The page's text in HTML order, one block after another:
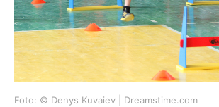
Foto: © Denys Kuvaiev | Dreamstime.com